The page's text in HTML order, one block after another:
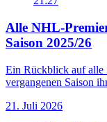
Alle NHL-
Saison 2025/26
Ein Rückblick auf alle
vergangenen Saison
21. Juli 2026